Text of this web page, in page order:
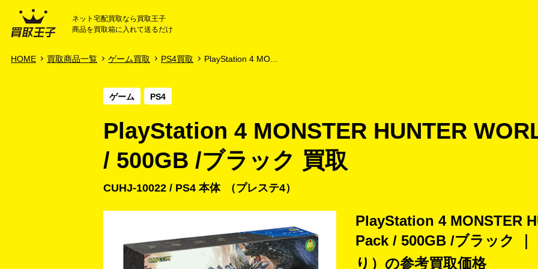
HOME
ネット宅配買取なら買取王子
商品を買取箱に入れて送るだけ
HOME 買取商品一覧 ゲーム買取 PS4買取 PlayStation 4 MO...
ゲーム PS4
PlayStation 4 MONSTER HUNTER
/ 500GB /ブラック 買取
CUHJ-10022 / PS4 本体 プレステ4
PlayStation 4 MONSTER
Pack / 500GB /ブラック
り）の参考買取価格